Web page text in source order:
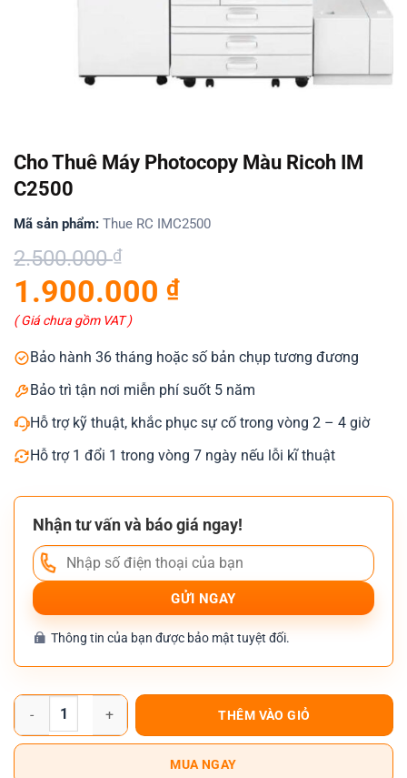
Cho Thuê Máy Photocopy Màu Ricoh IM
C2500
Mã sản phẩm: Thue RC IMC2500
2.500.000₫
Giá
gốc
là:
2.500.000 ₫.
1.900.000 ₫
Giá
hiện
tại
là:
1.900.000 ₫.
( Giá chưa gồm VAT )
Bảo hành 36 tháng hoặc số bản chụp tương đương
Bảo trì tận nơi miễn phí suốt 5 năm
Hỗ trợ kỹ thuật, khắc phục sự cố trong vòng 2 – 4 giờ
Hỗ trợ 1 đổi 1 trong vòng 7 ngày nếu lỗi kĩ thuật
Nhận tư vấn và báo giá ngay!
Thông tin của bạn được bảo mật tuyệt đối.
Cho Thuê Máy Photocopy Màu Ricoh IM C2500 số lượng
THÊM VÀO GIỎ
MUA NGAY